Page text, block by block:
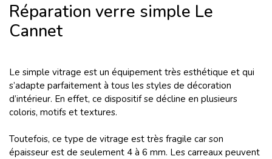
Réparation verre simple Le
Cannet
Le simple vitrage est un équipement très esthétique et qui
s’adapte parfaitement à tous les styles de décoration
d’intérieur. En effet, ce dispositif se décline en plusieurs
coloris, motifs et textures.
Toutefois, ce type de vitrage est très fragile car son
épaisseur est de seulement 4 à 6 mm. Les carreaux peuvent